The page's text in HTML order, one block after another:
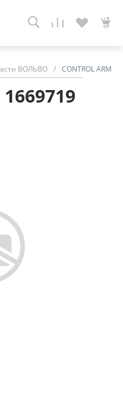
ВОЛЬВО / CONTROL ARM